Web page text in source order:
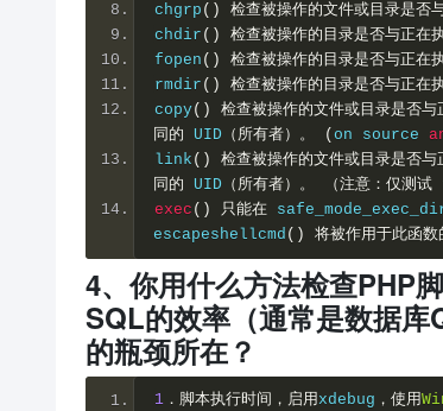
chgrp ( ) 检查被操作的文件或目录是否
chdir ( ) 检查被操作的目录是否与正在
fopen ( ) 检查被操作的目录是否与正在
rmdir ( ) 检查被操作的目录是否与正在
copy( ) 检查被操作的文件或目录是否
同的
UID （所有者）。 ( on source
link ( ) 检查被操作的文件或目录是否
同的
UID （所有者）。 （注意：仅测试
exec ( ) 只能在
escapeshellcmd ( ) 将被作用于此函数
4、你用什么方法检查PHP
SQL的效率（通常是数据
的瓶颈所在？
1 ．脚本执行时间，启用xdebug ，使用